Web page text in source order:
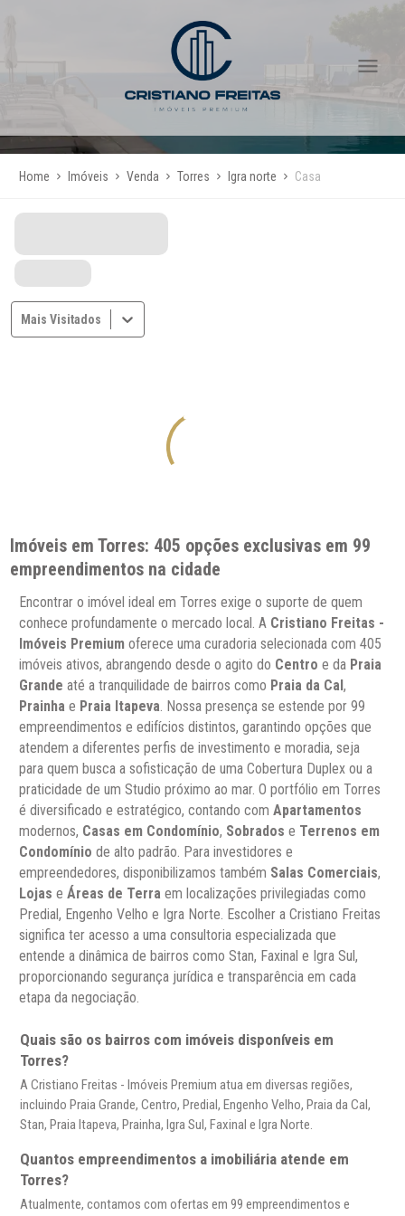
Home Imóveis Venda Torres Igra norte Casa
Mais Visitados
Imóveis em Torres: 405 opções exclusivas em 99
empreendimentos na cidade
Encontrar o imóvel ideal em Torres exige o suporte de quem
conhece profundamente o mercado local. A Cristiano Freitas -
Imóveis Premium oferece uma curadoria selecionada com 405
imóveis ativos, abrangendo desde o agito do Centro e da Praia
Grande até a tranquilidade de bairros como Praia da Cal,
Prainha e Praia Itapeva. Nossa presença se estende por 99
empreendimentos e edifícios distintos, garantindo opções que
atendem a diferentes perfis de investimento e moradia, seja
para quem busca a sofisticação de uma Cobertura Duplex ou a
praticidade de um Studio próximo ao mar. O portfólio em Torres
é diversificado e estratégico, contando comApartamentos
modernos, Casas em Condomínio, Sobrados e Terrenos em
Condomínio de alto padrão. Para investidores e
empreendedores, disponibilizamos também Salas Comerciais,
Lojas eÁreas de Terra em localizações privilegiadas como
Predial, Engenho Velho e Igra Norte. Escolher a Cristiano Freitas
significa ter acesso a uma consultoria especializada que
entende a dinâmica de bairros como Stan, Faxinal e Igra Sul,
proporcionando segurança jurídica e transparência em cada
etapa da negociação.
Quais são os bairros com imóveis disponíveis em
Torres?
A Cristiano Freitas - Imóveis Premium atua em diversas regiões,
incluindo Praia Grande, Centro, Predial, Engenho Velho, Praia da Cal,
Stan, Praia Itapeva, Prainha, Igra Sul, Faxinal e Igra Norte.
Quantos empreendimentos a imobiliária atende em
Torres?
Atualmente, contamos com ofertas em 99 empreendimentos e